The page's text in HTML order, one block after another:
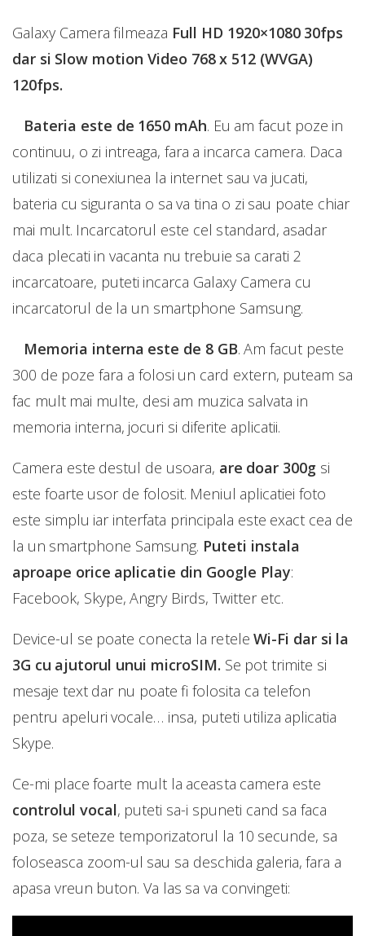
Galaxy Camera filmeaza Full HD 1920×1080 30fps
dar si Slow motion Video 768 x 512 (WVGA)
120fps.
Bateria este de 1650 mAh. Eu am facut poze in
continuu, o zi intreaga, fara a incarca camera. Daca
utilizati si conexiunea la internet sau va jucati,
bateria cu siguranta o sa va tina o zi sau poate chiar
mai mult. Incarcatorul este cel standard, asadar
daca plecati in vacanta nu trebuie sa carati 2
incarcatoare, puteti incarca Galaxy Camera cu
incarcatorul de la un smartphone Samsung.
Memoria interna este de 8 GB. Am facut peste
300 de poze fara a folosi un card extern, puteam sa
fac mult mai multe, desi am muzica salvata in
memoria interna, jocuri si diferite aplicatii.
Camera este destul de usoara, are doar 300gsi
este foarte usor de folosit. Meniul aplicatiei foto
este simplu iar interfata principala este exact cea de
la un smartphone Samsung. Puteti instala
aproape orice aplicatie din Google Play:
Facebook, Skype, Angry Birds, Twitter etc.
Device-ul se poate conecta la reteleWi-Fi dar si la
3G cu ajutorul unui microSIM. Se pot trimite si
mesaje text dar nu poate fi folosita ca telefon
pentru apeluri vocale… insa, puteti utiliza aplicatia
Skype.
Ce-mi place foarte mult la aceasta camera este
controlul vocal, puteti sa-i spuneti cand sa faca
poza, se seteze temporizatorul la 10 secunde, sa
foloseasca zoom-ul sau sa deschida galeria, fara a
apasa vreun buton. Va las sa va convingeti: